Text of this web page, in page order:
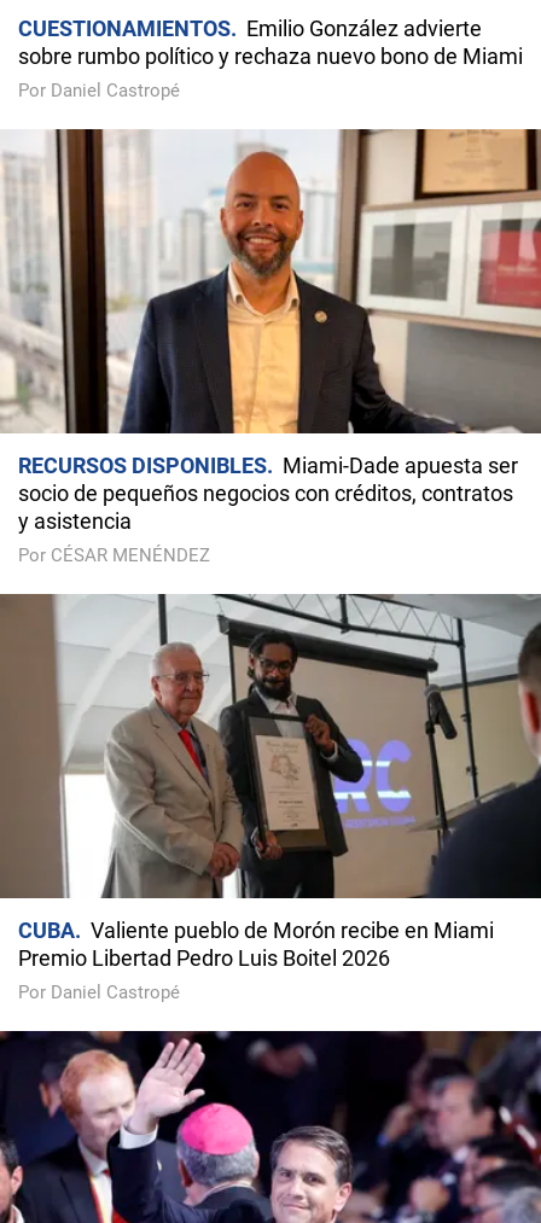
CUESTIONAMIENTOS
Emilio González advierte
sobre rumbo político y rechaza nuevo bono de Miami
Por Daniel Castropé
RECURSOS DISPONIBLES
Miami-Dade apuesta ser
socio de pequeños negocios con créditos, contratos
y asistencia
Por CÉSAR MENÉNDEZ
CUBA
Valiente pueblo de Morón recibe en Miami
Premio Libertad Pedro Luis Boitel 2026
Por Daniel Castropé